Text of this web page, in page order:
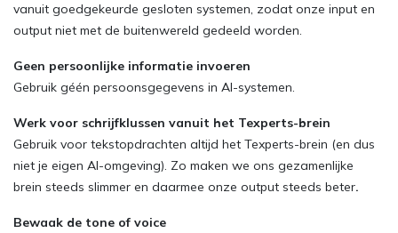
vanuit goedgekeurde gesloten systemen, zodat onze input en
output niet met de buitenwereld gedeeld worden.
Geen persoonlijke informatie invoeren
Gebruik géén persoonsgegevens in AI-systemen.
Werk voor schrijfklussen vanuit het Texperts-brein
Gebruik voor tekstopdrachten altijd het Texperts-brein (en dus
niet je eigen AI-omgeving). Zo maken we ons gezamenlijke
brein steeds slimmer en daarmee onze output steeds beter.
Bewaak de tone of voice